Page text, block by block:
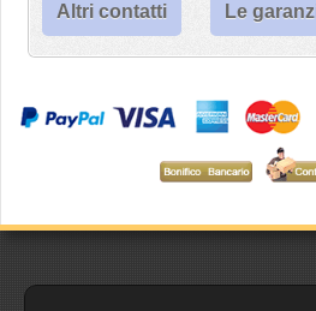
Altri contatti Le